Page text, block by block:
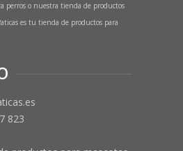
perros o nuestra tienda de productos
es tu tienda de productos para
823